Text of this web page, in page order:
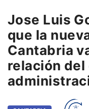
Jose Luis
que la
Cantabria
relación del